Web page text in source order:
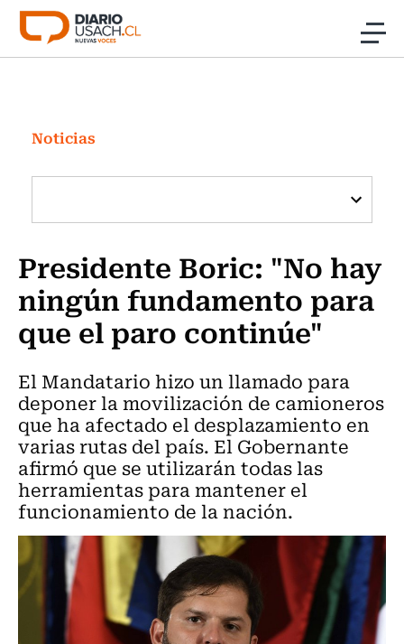
Click acá para ir directamente al contenido
Investigación
Cultura
Programas Radio y TV Usach
Noticias
Presidente Boric: "No hay
ningún fundamento para
que el paro continúe"
El Mandatario hizo un llamado para
deponer la movilización de camioneros
que ha afectado el desplazamiento en
varias rutas del país. El Gobernante
afirmó que se utilizarán todas las
herramientas para mantener el
funcionamiento de la nación.